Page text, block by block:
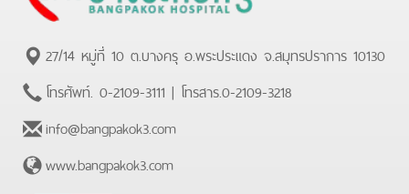
27/14 หมู่ที่ 10 ต.บางครุ อ.พระประแดง จ.สมุทรปราการ 10130
โทรศัพท์. 0-2109-3111 | โทรสาร.0-2109-3218
info@bangpakok3.com
www.bangpakok3.com